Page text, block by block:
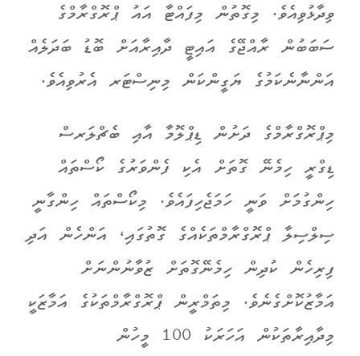
ވިދާޅުވިއެވެ. މިގޮތުން މިފައްޓާ އައު ޕްރޮގްރާމްގެ
ސަބަބުން ރާއްޖޭގެ އައިޓީ ދާއިރާއަށް ބޮޑު ބަދަލެއް
އަންނާނެކަމުގެ ޔަގީންކަން މިނިސްޓަރ އެރުވިއެވެ.
މިޕްރޮގްރާމްގެ ދަށުން ޑިޕްލޮމާ އާއި ބެޗްލަރސް
ޑިގްރީ ހިމެނޭ ގޮތަށް އެކި ފެންވަރުގެ ކޯސްތައް
ހިންގުމަށް ވަނީ ހަމަޖެހިފައެވެ. މިކޯސްތައް ހިންގާނީ
ސިލްސިލާ ޕްރޮގްރާމްތަކެއްގެ ގޮތުގައި، އަންހެން އަދި
ފިރިހެން ކުދިން ހިމެނޭގޮތަށް ޒުވާނުންނަށް
އަމާޒުކޮށްގެނެވެ. މިތަމްރީން ޕްރޮގްރާމްތަކުގެ އަމާޒަކީ
މިދާއިރާތަކުން އަހަރަކު 100 މީހުން